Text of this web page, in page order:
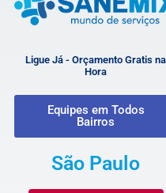
Ligue Já - Orçamento Gratis na
Hora
Equipes em Todos
Bairros
São Paulo